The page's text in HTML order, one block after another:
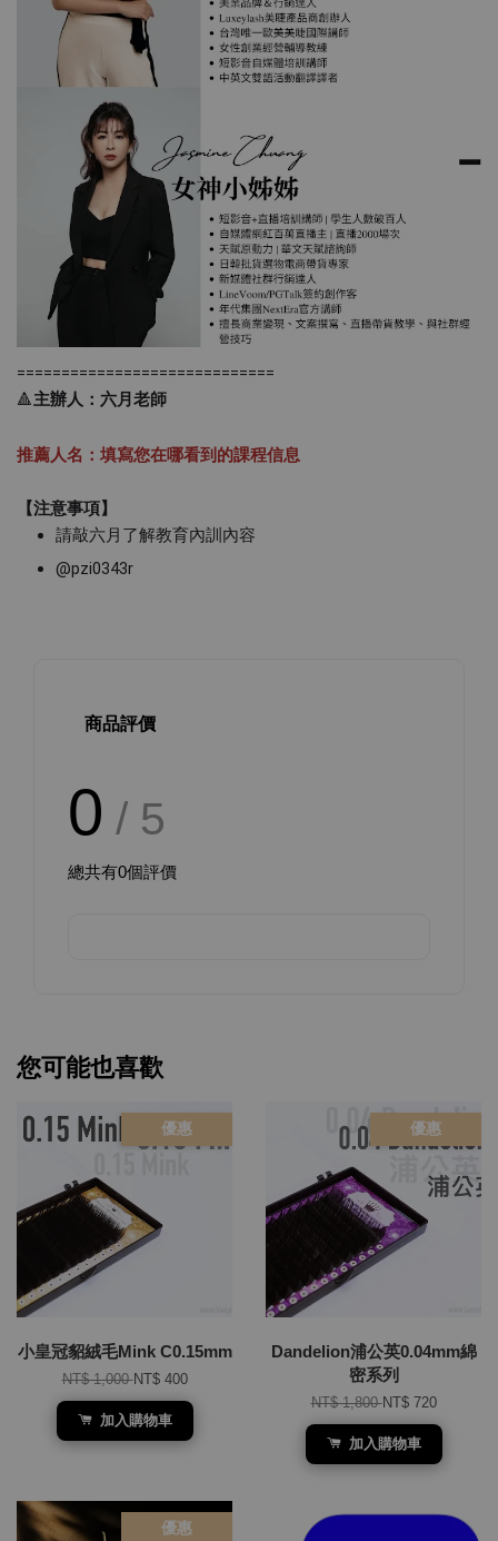
=============================
🔺主辦人：六月老師
推薦人名：填寫您在哪看到的課程信息
【注意事項】
請敲六月了解教育內訓內容
@pzi0343r
商品評價
0 / 5
總共有0個評價
您可能也喜歡
優惠
小皇冠貂絨毛Mink C0.15mm
NT$ 1,000NT$ 400
加入購物車
優惠
Dandelion浦公英0.04mm綿
密系列
NT$ 1,800NT$ 720
加入購物車
優惠